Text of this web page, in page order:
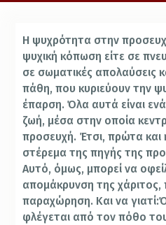
Η ψυχρότητα στην
ψυχική κόπωση είτε σε
σε σωματικές απολαύσεις
πάθη, που κυριεύουν την
έπαρση. Όλα αυτά είναι
ζωή, μέσα στην οποία
προσευχή. Έτσι, πρώτα και
στέρεμα της πηγής της
Αυτό, όμως, μπορεί να
απομάκρυνση της χάριτος,
παραχώρηση. Και να γιατί:
φλέγεται από τον πόθο